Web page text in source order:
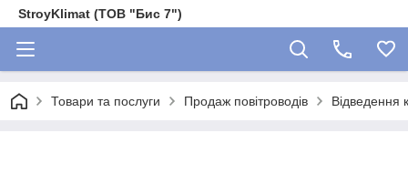
StroyKlimat (ТОВ "Бис 7")
Товари та послуги Продаж повітроводів Відведення